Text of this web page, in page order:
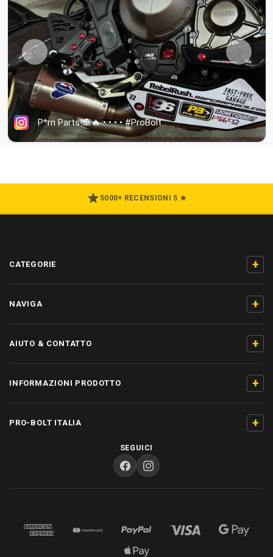
5000+ RECENSIONI 5 ★
CATEGORIE +
NAVIGA +
AIUTO & CONTATTO +
INFORMAZIONI PRODOTTO +
PRO-BOLT ITALIA +
SEGUICI